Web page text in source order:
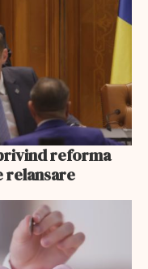
reforma
relansare